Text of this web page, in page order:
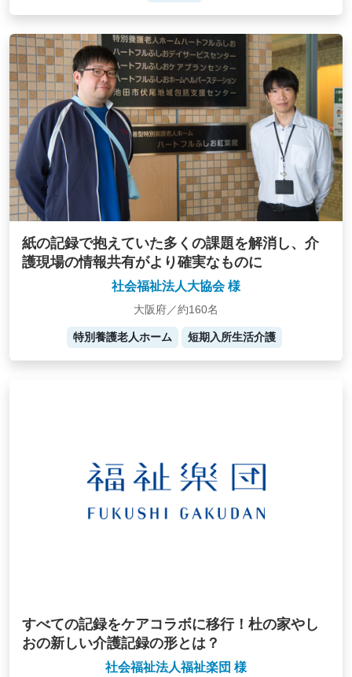
紙の記録で抱えていた多くの課題を解消し、介
護現場の情報共有がより確実なものに
社会福祉法人大協会 様
大阪府／約160名
特別養護老人ホーム 短期入所生活介護
すべての記録をケアコラボに移行！杜の家やし
おの新しい介護記録の形とは？
社会福祉法人福祉楽団 様